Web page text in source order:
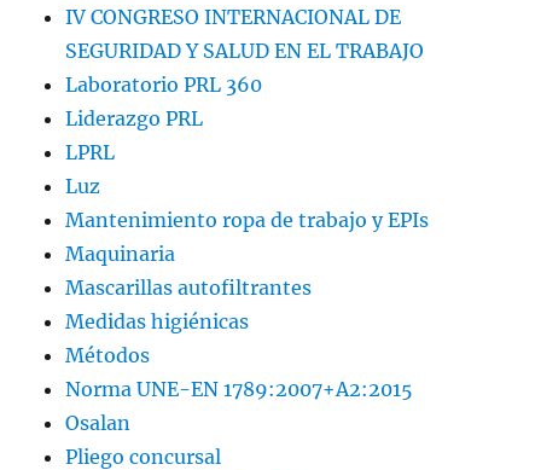
IV CONGRESO INTERNACIONAL DE
SEGURIDAD Y SALUD EN EL TRABAJO
Laboratorio PRL 360
Liderazgo PRL
LPRL
Luz
Mantenimiento ropa de trabajo y EPIs
Maquinaria
Mascarillas autofiltrantes
Medidas higiénicas
Métodos
Norma UNE-EN 1789:2007+A2:2015
Osalan
Pliego concursal